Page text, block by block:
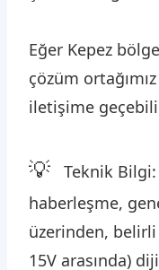
Eğer Kepez
çözüm
iletişime
💡
Teknik
haberleşme,
üzerinden,
15V arasında)